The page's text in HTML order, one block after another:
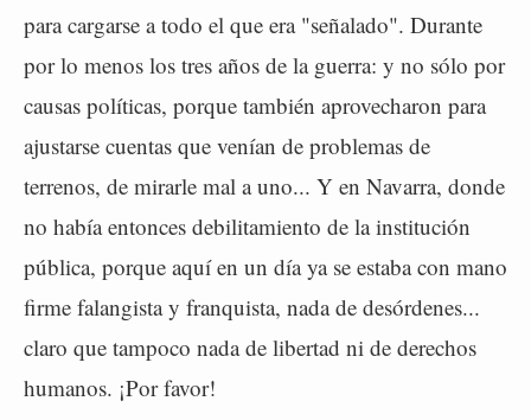
para cargarse a todo el que era "señalado". Durante
por lo menos los tres años de la guerra: y no sólo por
causas políticas, porque también aprovecharon para
ajustarse cuentas que venían de problemas de
terrenos, de mirarle mal a uno... Y en Navarra, donde
no había entonces debilitamiento de la institución
pública, porque aquí en un día ya se estaba con mano
firme falangista y franquista, nada de desórdenes...
claro que tampoco nada de libertad ni de derechos
humanos. ¡Por favor!